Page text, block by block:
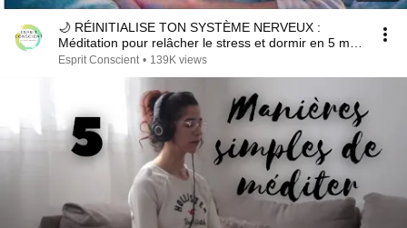
🌙 RÉINITIALISE TON SYSTÈME NERVEUX :
Méditation pour relâcher le stress et dormir en 5 min
✨
Esprit Conscient • 139K views